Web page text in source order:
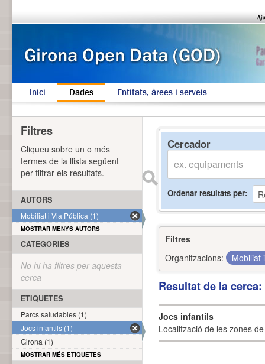
Inici Dades Entitats, àrees i serveis
Cercador
Ordenar resultats per
Filtres
Organitzacions:
Mobiliat
Resultat de la
Jocs infantils
Localització de les zones
Filtres
Cliqueu sobre un o més
termes de la llista següent
per filtrar els resultats.
AUTORS
Mobiliat i Via Pública (1)
MOSTRAR MENYS AUTORS
CATEGORIES
No hi ha filtres per aquesta
cerca
ETIQUETES
Parcs saludables (1)
Jocs infantils (1)
Girona (1)
MOSTRAR MÉS ETIQUETES